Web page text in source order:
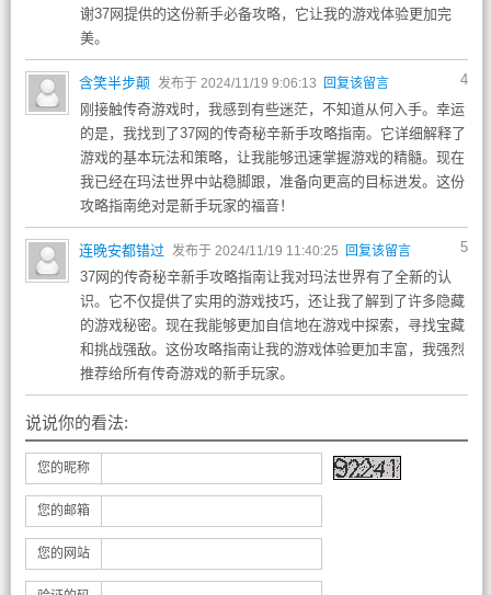
谢37网提供的这份新手必备攻略，它让我的游戏体验更加完
美。
4
含笑半步颠 发布于 2024/11/19 9:06:13 回复该留言
刚接触传奇游戏时，我感到有些迷茫，不知道从何入手。幸运
的是，我找到了37网的传奇秘辛新手攻略指南。它详细解释了
游戏的基本玩法和策略，让我能够迅速掌握游戏的精髓。现在
我已经在玛法世界中站稳脚跟，准备向更高的目标进发。这份
攻略指南绝对是新手玩家的福音！
5
连晚安都错过 发布于 2024/11/19 11:40:25 回复该留言
37网的传奇秘辛新手攻略指南让我对玛法世界有了全新的认
识。它不仅提供了实用的游戏技巧，还让我了解到了许多隐藏
的游戏秘密。现在我能够更加自信地在游戏中探索，寻找宝藏
和挑战强敌。这份攻略指南让我的游戏体验更加丰富，我强烈
推荐给所有传奇游戏的新手玩家。
说说你的看法:
您的昵称
您的邮箱
您的网站